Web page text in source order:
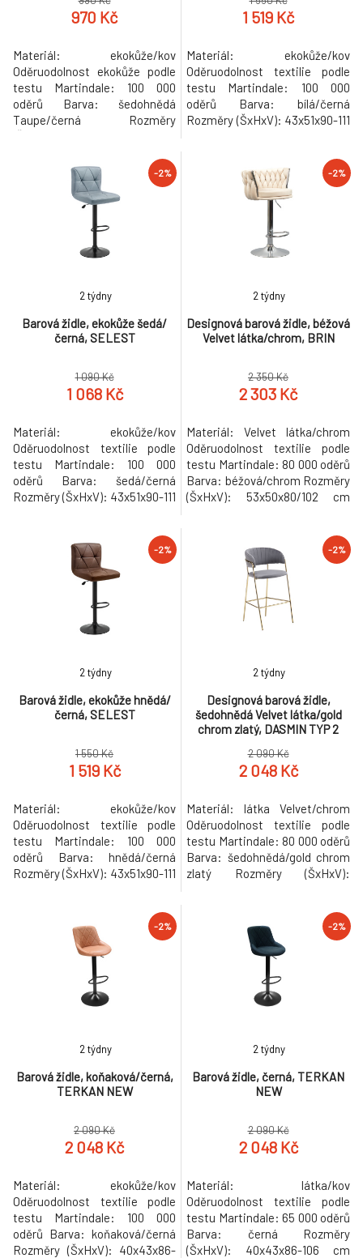
970 Kč
Materiál: ekokůže/kov
Oděruodolnost ekokůže podle
testu Martindale: 100 000
oděrů Barva: šedohnědá
Taupe/černá Rozměry
sedu: 32 cm Šířka sedu: 38 cm
Šířka zádové opěrky: 38 cm
Výška zádové opěrky: 7 cm
Nosnost: 100 kg Hmotnost:
4,75 kg S výškově
1 519 Kč
Materiál: ekokůže/kov
Oděruodolnost textilie podle
testu Martindale: 100 000
oděrů Barva: bílá/černá
Rozměry (ŠxHxV): 43x51x90-111
sedu: 38 cm Šířka sedu: 43 cm
Výška zádové opěrky: 30 cm
Šířka zádové opěrky: 43 cm
Nosnost: 100 kg S otočným
výškově nastavitelným
sedadlem Opěrka na noh
-2%
Barová židle, ekokůže šedá/
černá, SELEST
2 týdny
1 090 Kč
1 068 Kč
Materiál: ekokůže/kov
Oděruodolnost textilie podle
testu Martindale: 100 000
oděrů Barva: šedá/černá
Rozměry (ŠxHxV): 43x51x90-111
sedu: 38 cm Šířka sedu: 43 cm
Výška zádové opěrky: 30 cm
Šířka zádové opěrky: 43 cm
výškově nastavitelným
sedadlem Opěrka na noh
-2%
Designová barová židle, béžová
Velvet látka/chrom, BRIN
2 týdny
2 350 Kč
2 303 Kč
Materiál: Velvet látka/chrom
Oděruodolnost textilie podle
testu Martindale: 80 000 oděrů
Barva: béžová/chrom Rozměry
(ŠxHxV): 53x50x80/102 cm
Šířka zádové opěrky: 43 cm
Výška zádové opěrky: 21 cm
Průměr podstavy: 38 cm
Nosnost: 100 kg Otočná
Možnost nastavit výšku sedu
Prošívaná D
-2%
Barová židle, ekokůže hnědá/
černá, SELEST
2 týdny
1 550 Kč
1 519 Kč
Materiál: ekokůže/kov
Oděruodolnost textilie podle
testu Martindale: 100 000
oděrů Barva: hnědá/černá
Rozměry (ŠxHxV): 43x51x90-111
sedu: 38 cm Šířka sedu: 43 cm
Výška zádové opěrky: 30 cm
Šířka zádové opěrky: 43 cm
Nosnost: 100 kg S otočným
výškově nastavitelným
sedadlem Opěrka na no
-2%
Designová barová židle,
šedohnědá Velvet látka/gold
chrom zlatý, DASMIN TYP 2
2 týdny
2 090 Kč
2 048 Kč
Materiál: látka Velvet/chrom
Oděruodolnost textilie podle
testu Martindale: 80 000 oděrů
Barva: šedohnědá/gold chrom
zlatý Rozměry (ŠxHxV):
sedu: 50 cm Výška zádové
opěrky: 36 cm Šířka zádové
opěrky: 54 cm Nosnost: 100 kg
Vysoká kovová konstrukce
Designová Prošívaná Dodáváno
-2%
Barová židle, koňaková/černá,
TERKAN NEW
2 týdny
2 090 Kč
2 048 Kč
Materiál: ekokůže/kov
Oděruodolnost textilie podle
testu Martindale: 100 000
oděrů Barva: koňaková/černá
Rozměry (ŠxHxV): 40x43x86-
-2%
Barová židle, černá, TERKAN
NEW
2 týdny
2 090 Kč
2 048 Kč
Materiál: látka/kov
Oděruodolnost textilie podle
testu Martindale: 65 000 oděrů
Barva: černá Rozměry
(ŠxHxV): 40x43x86-106 cm